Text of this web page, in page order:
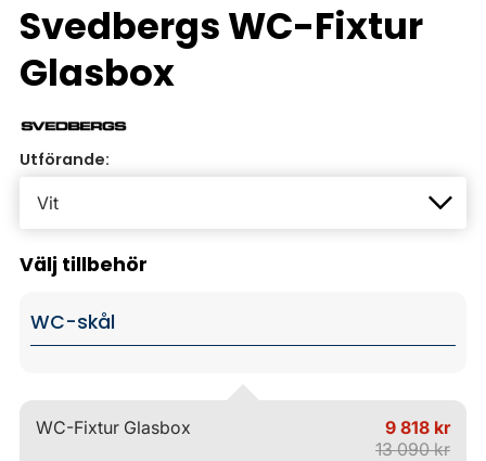
Svedbergs WC-Fixtur
Glasbox
Utförande:
Välj tillbehör
WC-skål
WC-Fixtur Glasbox
9 818 kr
13 090 kr